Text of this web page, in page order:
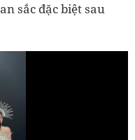
sắc đặc biệt sau